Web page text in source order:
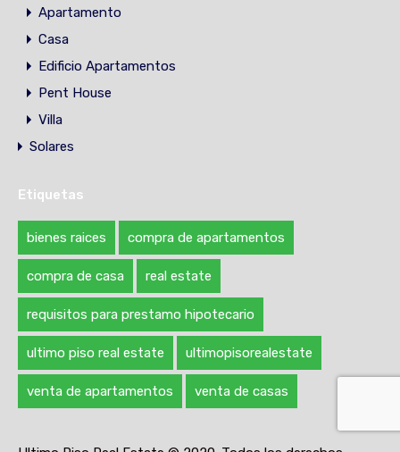
Apartamento
Casa
Edificio Apartamentos
Pent House
Villa
Solares
Etiquetas
bienes raices compra de apartamentos
compra de casa real estate
requisitos para prestamo hipotecario
ultimo piso real estate ultimopisorealestate
venta de apartamentos venta de casas